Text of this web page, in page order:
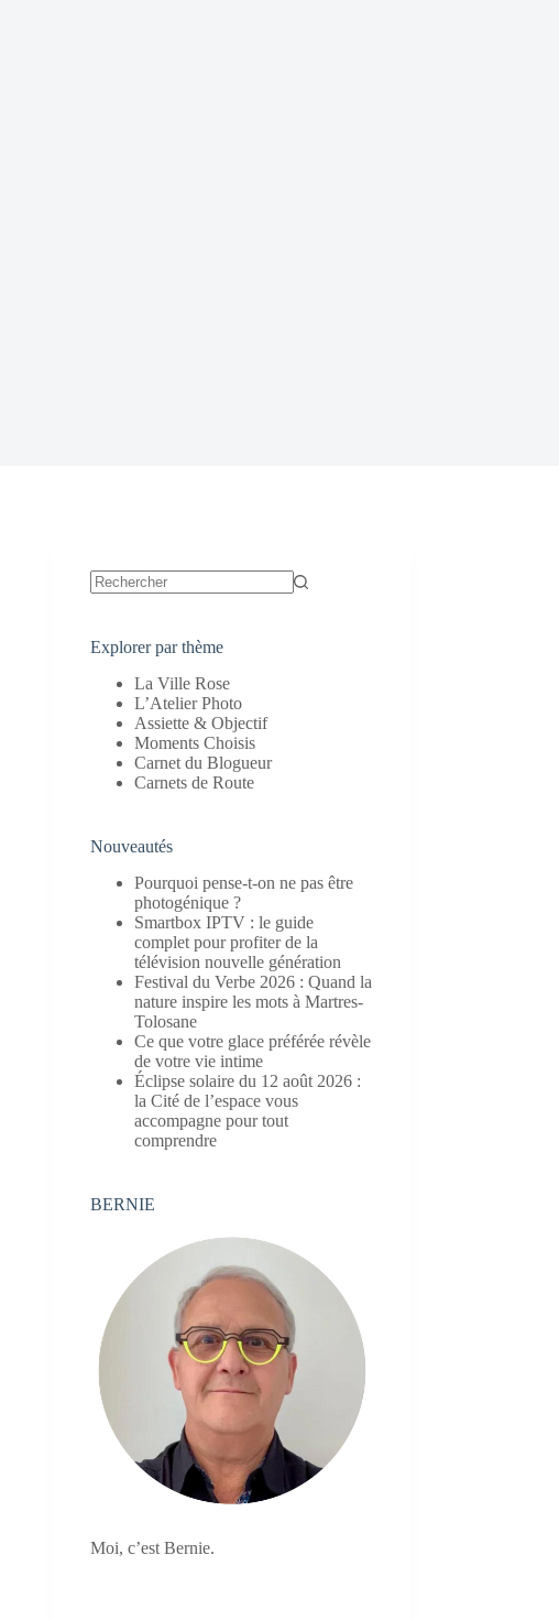
Explorer par thème
La Ville Rose
L’Atelier Photo
Assiette & Objectif
Moments Choisis
Carnet du Blogueur
Carnets de Route
Nouveautés
Pourquoi pense-t-on ne pas être
photogénique ?
Smartbox IPTV : le guide
complet pour profiter de la
télévision nouvelle génération
Festival du Verbe 2026 : Quand la
nature inspire les mots à Martres-
Tolosane
Ce que votre glace préférée révèle
de votre vie intime
Éclipse solaire du 12 août 2026 :
la Cité de l’espace vous
accompagne pour tout
comprendre
BERNIE
Moi, c’est Bernie.